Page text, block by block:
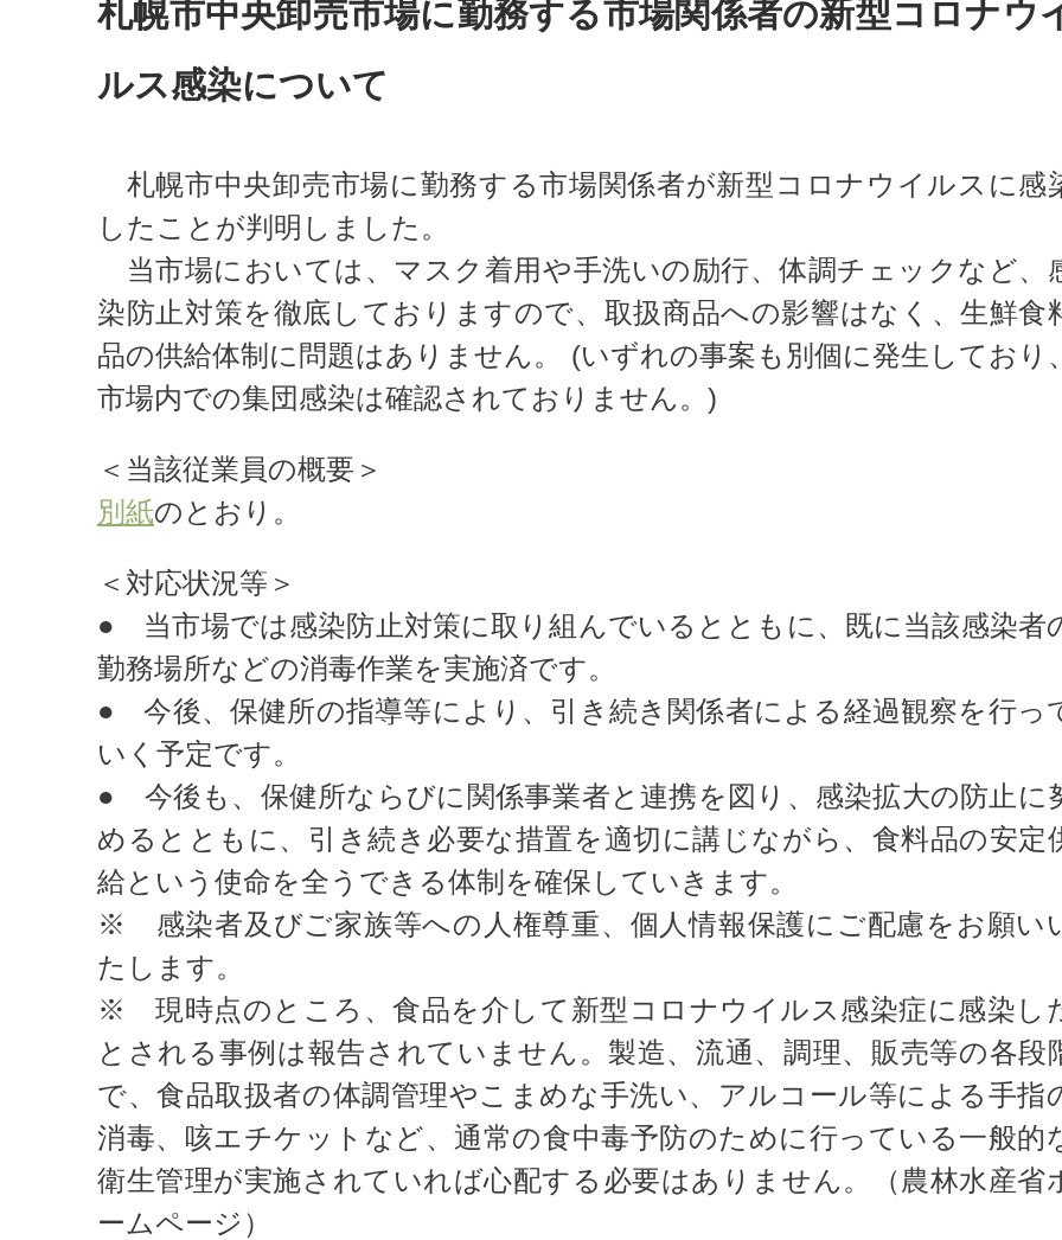
札幌市中央卸売市場に勤務する市場関係者の新型コロナウ
ルス感染について
札幌市中央卸売市場に勤務する市場関係者が新型コロナウイルスに感
したことが判明しました。
当市場においては、マスク着用や手洗いの励行、体調チェックなど、
染防止対策を徹底しておりますので、取扱商品への影響はなく、生鮮食
品の供給体制に問題はありません。 (いずれの事案も別個に発生しており
市場内での集団感染は確認されておりません。)
＜当該従業員の概要＞
別紙のとおり。
＜対応状況等＞
● 当市場では感染防止対策に取り組んでいるとともに、既に当該感染者
勤務場所などの消毒作業を実施済です。
● 今後、保健所の指導等により、引き続き関係者による経過観察を行っ
いく予定です。
● 今後も、保健所ならびに関係事業者と連携を図り、感染拡大の防止に
めるとともに、引き続き必要な措置を適切に講じながら、食料品の安定
給という使命を全うできる体制を確保していきます。
※ 感染者及びご家族等への人権尊重、個人情報保護にご配慮をお願い
たします。
※ 現時点のところ、食品を介して新型コロナウイルス感染症に感染し
とされる事例は報告されていません。製造、流通、調理、販売等の各段
で、食品取扱者の体調管理やこまめな手洗い、アルコール等による手指
消毒、咳エチケットなど、通常の食中毒予防のために行っている一般的
衛生管理が実施されていれば心配する必要はありません。（農林水産省
ームページ）